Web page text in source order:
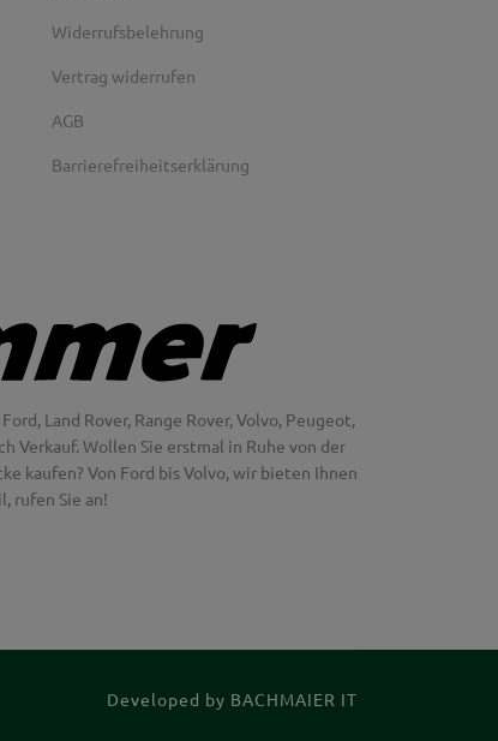
Widerrufsbelehrung
Vertrag widerrufen
AGB
Barrierefreiheitserklärung
Land Rover, Range Rover, Volvo, Peugeot,
Verkauf. Wollen Sie erstmal in Ruhe von der
kaufen? Von Ford bis Volvo, wir bieten Ihnen
rufen Sie an!
Developed by BACHMAIER IT